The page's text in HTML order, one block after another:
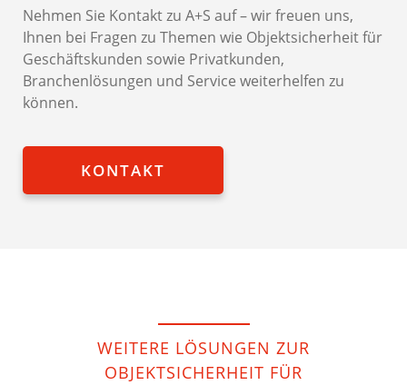
Nehmen Sie Kontakt zu A+S auf – wir freuen uns,
Ihnen bei Fragen zu Themen wie Objektsicherheit für
Geschäftskunden sowie Privatkunden,
Branchenlösungen und Service weiterhelfen zu
können.
KONTAKT
WEITERE LÖSUNGEN ZUR
OBJEKTSICHERHEIT FÜR